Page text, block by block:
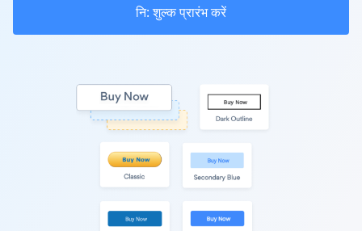
नि: शुल्क प्रारंभ करें